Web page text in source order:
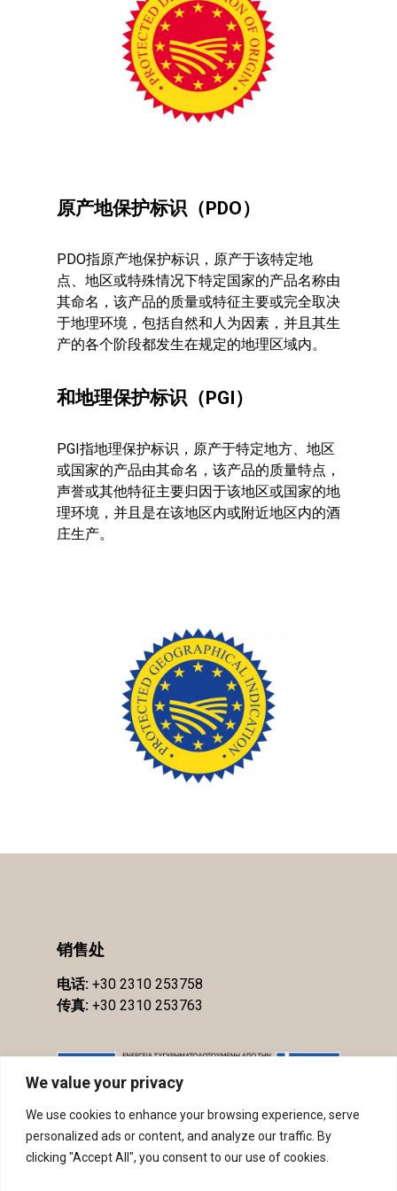
We value your privacy
We use cookies to enhance your browsing experience, serve
personalized ads or content, and analyze our traffic. By
clicking "Accept All", you consent to our use of cookies.
原产地保护标识（PDO）
PDO指原产地保护标识，原产于该特定地
点、地区或特殊情况下特定国家的产品名称由
其命名，该产品的质量或特征主要或完全取决
于地理环境，包括自然和人为因素，并且其生
产的各个阶段都发生在规定的地理区域内。
和地理保护标识（PGI）
PGI指地理保护标识，原产于特定地方、地区
或国家的产品由其命名，该产品的质量特点，
声誉或其他特征主要归因于该地区或国家的地
理环境，并且是在该地区内或附近地区内的酒
庄生产。
销售处
电话: +30 2310 253758
传真: +30 2310 253763
种植
希腊：葡萄和葡萄藤的
希腊土地上的葡萄藤
土地
再生葡萄栽培
葡萄酒产区
PDO麦尔顿山坡
P.G.I. 熙瑟尼尔
地理标志
画廊
消息
This is an optional, highly
customizable off canvas
Manhattan, NY
T:+216 (0)40 3629 4753
E:hello@themenectar.com